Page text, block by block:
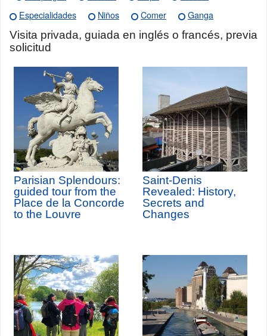
Especialidades
Niños Comer
Ganga
Visita privada, guiada en inglés o francés, previa
solicitud
Parisian Splendours:
guided tour from the
Place de la Concorde
to the Louvre
Saint-Denis
Revealed: History,
Secrets and
Changes